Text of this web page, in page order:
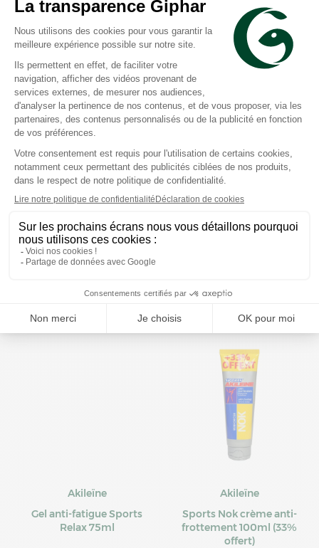
callosités et ongles
transpirante pour les
10,46 €
Akileïne
Gel anti-fatigue Sports
Relax 75ml
Akileïne
Sports Nok crème anti-
frottement 100ml (33%
offert)